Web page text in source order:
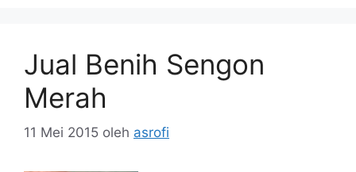
Jual Benih Sengon
Merah
11 Mei 2015 oleh asrofi